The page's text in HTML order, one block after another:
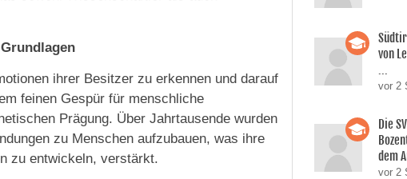
ihrer Besitzer zu erkennen und darauf
feinen Gespür für menschliche
Prägung. Über Jahrtausende wurden
zu Menschen aufzubauen, was ihre
zu entwickeln, verstärkt.
von
...
vor 2
Die
dem
vor 2